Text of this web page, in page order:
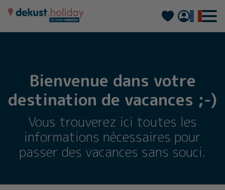
Deutsch
Bienvenue dans votre
destination de vacances ;-)
Vous trouverez ici toutes les
informations nécessaires pour
passer des vacances sans souci.